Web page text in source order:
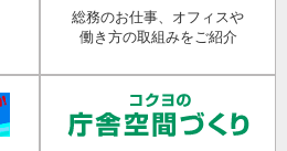
総務のお仕事、オフィスや
働き方の取組みをご紹介